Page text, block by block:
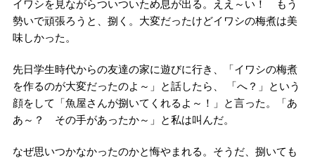
イワシを見ながらついついため息が出る。ええ～い！ もう
勢いで頑張ろうと、捌く。大変だったけどイワシの梅煮は美
味しかった。
先日学生時代からの友達の家に遊びに行き、「イワシの梅煮
を作るのが大変だったのよ～」と話したら、 「へ？」という
顔をして「魚屋さんが捌いてくれるよ～！」と言った。「あ
あ～？ その手があったか～」と私は叫んだ。
なぜ思いつかなかったのかと悔やまれる。そうだ、捌いても